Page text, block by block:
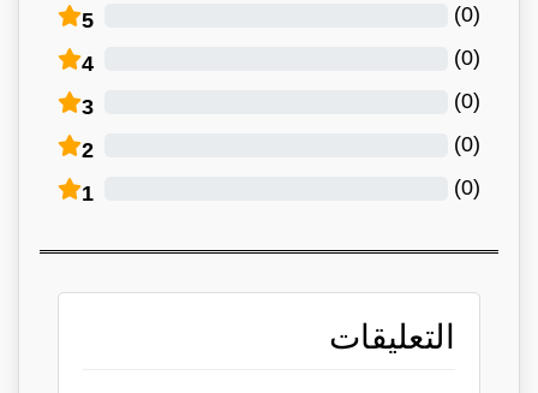
5 (
0
)
4 (
0
)
3 (
0
)
2 (
0
)
1 (
0
)
التعليقات